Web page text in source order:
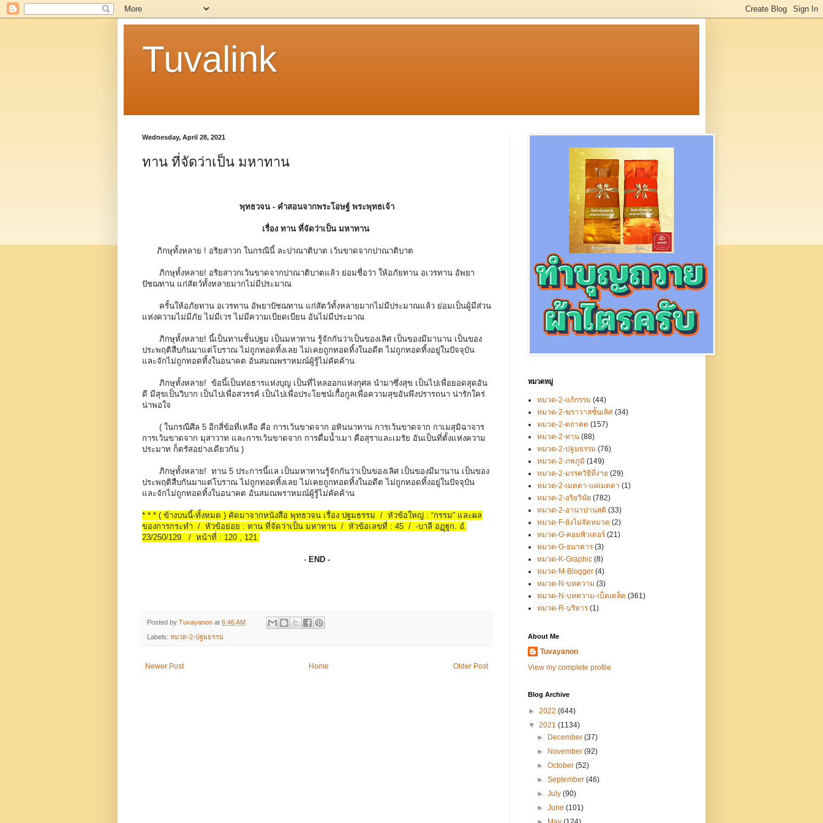
Tuvalink
Wednesday, April 28, 2021
ทาน ที่จัดว่าเป็น มหาทาน
พุทธวจน - คําสอนจากพระโอษฐ์ พระพุทธเจ้า
เรื่อง ทาน ที่จัดว่าเป็น มหาทาน
ภิกษุทั้งหลาย ! อริยสาวก ในกรณีนี้ ละปาณาติบาต เว้นขาดจากปาณาติบาต
ภิกษุทั้งหลาย! อริยสาวกเว้นขาดจากปาณาติบาตแล้ว ย่อมชื่อว่า ให้อภัยทาน อเวรทาน อัพยา
ปัชฌทาน แก่สัตว์ทั้งหลายมากไม่มีประมาณ
ครั้นให้อภัยทาน อเวรทาน อัพยาปัชฌทาน แก่สัตว์ทั้งหลายมากไม่มีประมาณแล้ว ย่อมเป็นผู้มีส่วน
แห่งความไม่มีภัย ไม่มีเวร ไม่มีความเบียดเบียน อันไม่มีประมาณ
ภิกษุทั้งหลาย! นี้เป็นทานชั้นปฐม เป็นมหาทาน รู้จักกันว่าเป็นของเลิศ เป็นของมีมานาน เป็นของ
ประพฤติสืบกันมาแต่โบราณ ไม่ถูกทอดทิ้งเลย ไม่เคยถูกทอดทิ้งในอดีต ไม่ถูกทอดทิ้งอยู่ในปัจจุบัน
และจักไม่ถูกทอดทิ้งในอนาคต อันสมณพราหมณ์ผู้รู้ไม่คัดค้าน
ภิกษุทั้งหลาย! ข้อนี้เป็นท่อธารแห่งบุญ เป็นที่ไหลออกแห่งกุศล นำมาซึ่งสุข เป็นไปเพื่อยอดสุดอัน
ดี มีสุขเป็นวิบาก เป็นไปเพื่อสวรรค์ เป็นไปเพื่อประโยชน์เกื้อกูลเพื่อความสุขอันพึงปรารถนา น่ารักใคร่
น่าพอใจ
( ในกรณีศีล 5 อีกสี่ข้อที่เหลือ คือ การเว้นขาดจาก อทินนาทาน การเว้นขาดจาก กาเมสุมิฉาจาร
การเว้นขาดจาก มุสาวาท และการเว้นขาดจาก การดื่มน้ำเมา คือสุราและเมรัย อันเป็นที่ตั้งแห่งความ
ประมาท ก็ตรัสอย่างเดียวกัน )
ภิกษุทั้งหลาย! ทาน 5 ประการนี้แล เป็นมหาทานรู้จักกันว่าเป็นของเลิศ เป็นของมีมานาน เป็นของ
ประพฤติสืบกันมาแต่โบราณ ไม่ถูกทอดทิ้งเลย ไม่เคยถูกทอดทิ้งในอดีต ไม่ถูกทอดทิ้งอยู่ในปัจจุบัน
และจักไม่ถูกทอดทิ้งในอนาคต อันสมณพราหมณ์ผู้รู้ไม่คัดค้าน
* * * ( ข้างบนนี้-ทั้งหมด ) คัดมาจากหนังสือ พุทธวจน เรื่อง ปฐมธรรม / หัวข้อใหญ่ : “กรรม” และผล
ของการกระทำ / หัวข้อย่อย : ทาน ที่จัดว่าเป็น มหาทาน / หัวข้อเลขที่ : 45 / -บาลี อฏฺฐก. อํ.
23/250/129. / หน้าที่ : 120 , 121
-END -
Posted by Tuvayanon at 6:46 AM
Labels: หมวด-2-ปฐมธรรม
Newer Post Older Post
Home
หมวดหมู่
หมวด-2-แก้กรรม (44)
หมวด-2-ฆราวาสชั้นเลิศ (34)
หมวด-2-ตถาคต (157)
หมวด-2-ทาน (88)
หมวด-2-ปฐมธรรม (76)
หมวด-2-ภพภูมิ (149)
หมวด-2-มรรควิธีที่ง่าย (29)
หมวด-2-เมตตา-แผ่เมตตา (1)
หมวด-2-อริยวินัย (782)
หมวด-2-อานาปานสติ (33)
หมวด-F-ยังไม่จัดหมวด (2)
หมวด-G-คอมพิวเตอร์ (21)
หมวด-G-ธนาคาร (3)
หมวด-K-Graphic (8)
หมวด-M-Blogger (4)
หมวด-N-บทความ (3)
หมวด-N-บทความ-เบ็ดเตล็ด (361)
หมวด-R-บริหาร (1)
About Me
Tuvayanon
View my complete profile
Blog Archive
► 2022 (644)
▼ 2021 (1134)
►
December(37)
►
November(92)
►October(52)
►September(46)
►July(90)
►June(101)